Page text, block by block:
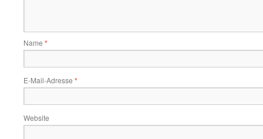
Name *
E-Mail-Adresse *
Website